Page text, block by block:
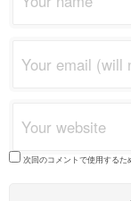
次回のコメントで使用するた